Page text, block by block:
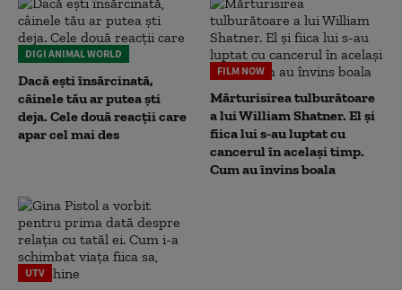
DIGI ANIMAL WORLD
Dacă ești însărcinată,
câinele tău ar putea ști
deja. Cele două reacții care
apar cel mai des
FILM NOW
Mărturisirea tulburătoare
a lui William Shatner. El și
fiica lui s-au luptat cu
cancerul în același timp.
Cum au învins boala
UTV